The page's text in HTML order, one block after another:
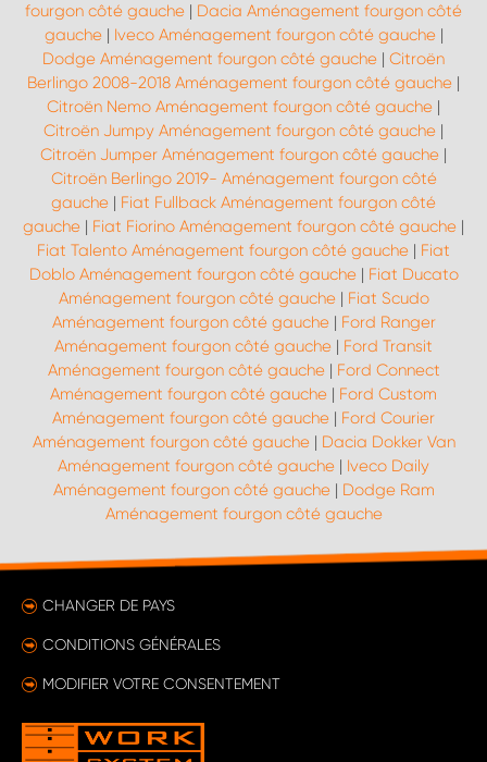
fourgon côté gauche | Dacia Aménagement fourgon côté
gauche| Iveco Aménagement fourgon côté gauche|
Dodge Aménagement fourgon côté gauche | Citroën
Berlingo 2008-2018 Aménagement fourgon côté gauche |
Citroën Nemo Aménagement fourgon côté gauche |
Citroën Jumpy Aménagement fourgon côté gauche |
Citroën Jumper Aménagement fourgon côté gauche |
Citroën Berlingo 2019- Aménagement fourgon côté
gauche | Fiat Fullback Aménagement fourgon côté
gauche | Fiat Fiorino Aménagement fourgon côté gauche |
Fiat Talento Aménagement fourgon côté gauche | Fiat
Doblo Aménagement fourgon côté gauche| Fiat Ducato
Aménagement fourgon côté gauche| Fiat Scudo
Aménagement fourgon côté gauche| Ford Ranger
Aménagement fourgon côté gauche | Ford Transit
Aménagement fourgon côté gauche| Ford Connect
Aménagement fourgon côté gauche | Ford Custom
Aménagement fourgon côté gauche | Ford Courier
Aménagement fourgon côté gauche| Dacia Dokker Van
Aménagement fourgon côté gauche | Iveco Daily
Aménagement fourgon côté gauche| Dodge Ram
Aménagement fourgon côté gauche
CHANGER DE PAYS
CONDITIONS GÉNÉRALES
MODIFIER VOTRE CONSENTEMENT